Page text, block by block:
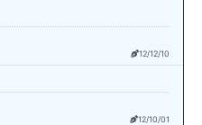
12/12/10
12/10/01